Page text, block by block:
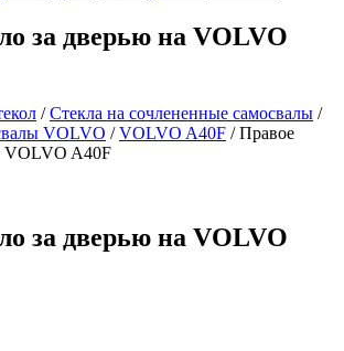
за дверью на VOLVO
/Стекла на сочлененные самосвалы /
VOLVO /VOLVO A40F /Правое
VOLVO A40F
за дверью на VOLVO